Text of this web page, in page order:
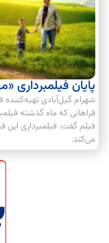
پایان فیلمبرداری
شهرام گیل‌آبادی تهیه‌کننده
فراهانی که ماه گذشته
فیلم گفت: فیلمبرداری این
می‌کند.